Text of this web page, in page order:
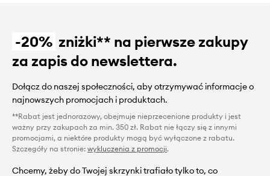
-20% zniżki** na pierwsze zakupy
za zapis do newslettera.
Dołącz do naszej społeczności, aby otrzymywać informacje o
najnowszych promocjach i produktach.
**Rabat jest jednorazowy, obejmuje nieprzecenione produkty i jest
ważny przy zakupach za min. 350 zł. Rabat nie łączy się z innymi
promocjami, a niektóre produkty mogą być wyłączone z rabatu.
Szczegóły na stronie: wykluczenia z promocji.
Chcemy, żeby do Twojej skrzynki trafiało tylko to, co